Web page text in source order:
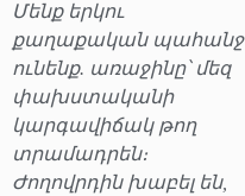
Մենք երկու
քաղաքական պահանջ
ունենք. առաջինը՝ մեզ
փախստականի
կարգավիճակ թող
տրամադրեն։
Ժողովրդին խաբել են,